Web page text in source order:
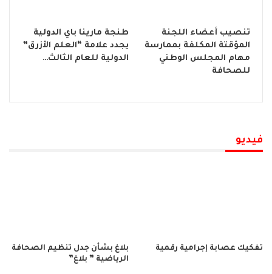
تنصيب أعضاء اللجنة
المؤقتة المكلفة بممارسة
مهام المجلس الوطني
للصحافة
طنجة مارينا باي الدولية
يجدد علامة “العلم الأزرق”
الدولية للعام الثالث…
فيديو
تفكيك عصابة إجرامية رقمية
بلاغ بشأن جدل تنظيم الصحافة
الرياضية ” بلاغ”